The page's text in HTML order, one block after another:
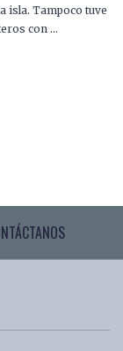
isla. Tampoco tuve
con …